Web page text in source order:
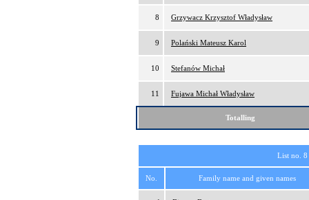
8 Grzywacz Krzysztof Władysław
9 Polański Mateusz Karol
10 Stefanów Michał
11 Fujawa Michał Władysław
Totalling
List no.
No. Family name and given names